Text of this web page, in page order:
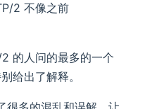
2 不像之前
的人问的最多的一个
给出了解释。